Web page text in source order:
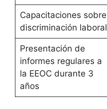
Capacitaciones sobre
discriminación laboral
Presentación de
informes regulares a
la EEOC durante 3
años